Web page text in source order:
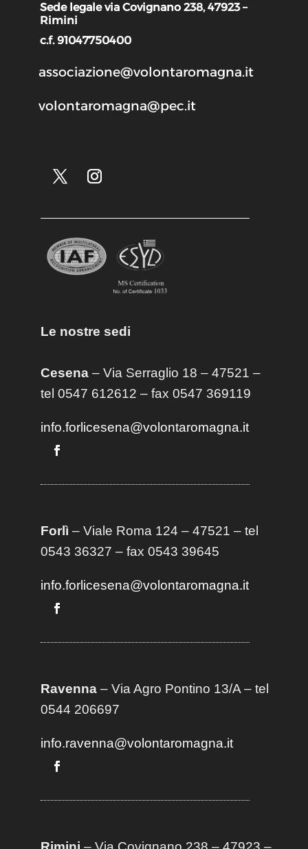
Sede legale via Covignano 238, 47923 –
Rimini
c.f. 91047750400
associazione@volontaromagna.it
volontaromagna@pec.it
Le nostre sedi
Cesena– Via Serraglio 18 – 47521 –
tel 0547 612612 – fax 0547 369119
info.forlicesena@volontaromagna.it
Forlì – Viale Roma 124 – 47521 – tel
0543 36327 – fax 0543 39645
info.forlicesena@volontaromagna.it
Ravenna– Via Agro Pontino 13/A– tel
0544 206697
info.ravenna@volontaromagna.it